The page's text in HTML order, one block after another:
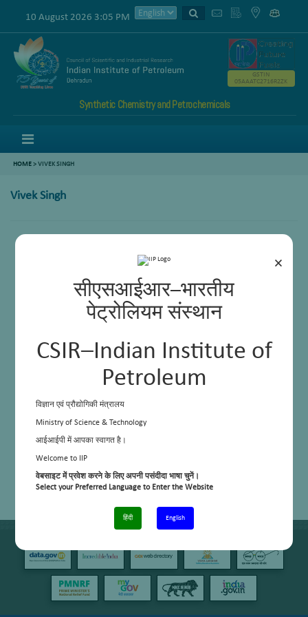
×
सीएसआईआर–भारतीय
पेट्रोलियम संस्थान
CSIR–Indian Institute of
Petroleum
विज्ञान एवं प्रौद्योगिकी मंत्रालय
Ministry of Science & Technology
आईआईपी में आपका स्वागत है।
Welcome to IIP
वेबसाइट में प्रवेश करने के लिए अपनी पसंदीदा भाषा चुनें।
Select your Preferred Language to Enter the Website
हिंदी English
10 August 2026 3:05 PM
Synthetic Chemistry and Petrochemicals
GSTIN
05AAATC2716R2ZK
HOME>VIVEK SINGH
Vivek Singh